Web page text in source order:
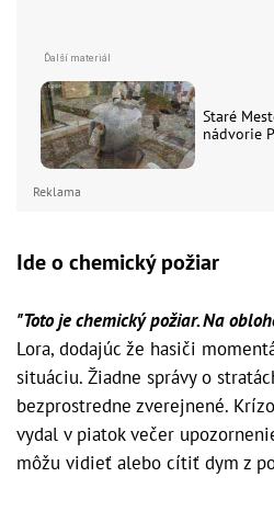
Staré
nádvorie
Reklama
Ide o chemický požiar
"Toto je chemický požiar. Na
Lora, dodajúc že hasiči
situáciu. Žiadne správy o
bezprostredne zverejnené.
vydal v piatok večer
môžu vidieť alebo cítiť dym z